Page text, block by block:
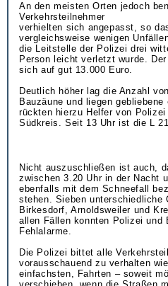
An den meisten Orten jedoch
Verkehrsteilnehmer
verhielten sich angepasst, so
vergleichsweise wenigen
die Leitstelle der Polizei drei
Person leicht verletzt wurde.
sich auf gut 13.000 Euro.
Deutlich höher lag die Anzahl
Bauzäune und liegen
rückten hierzu Helfer von
Südkreis. Seit 13 Uhr ist die L
Nicht auszuschließen ist auch,
zwischen 3.20 Uhr in der Nacht
ebenfalls mit dem Schneefall
stehen. Sieben unterschiedliche
Birkesdorf, Arnoldsweiler und
allen Fällen konnten Polizei und
Fehlalarme.
Die Polizei bittet alle
vorausschauend zu verhalten
einfachsten, Fahrten – soweit